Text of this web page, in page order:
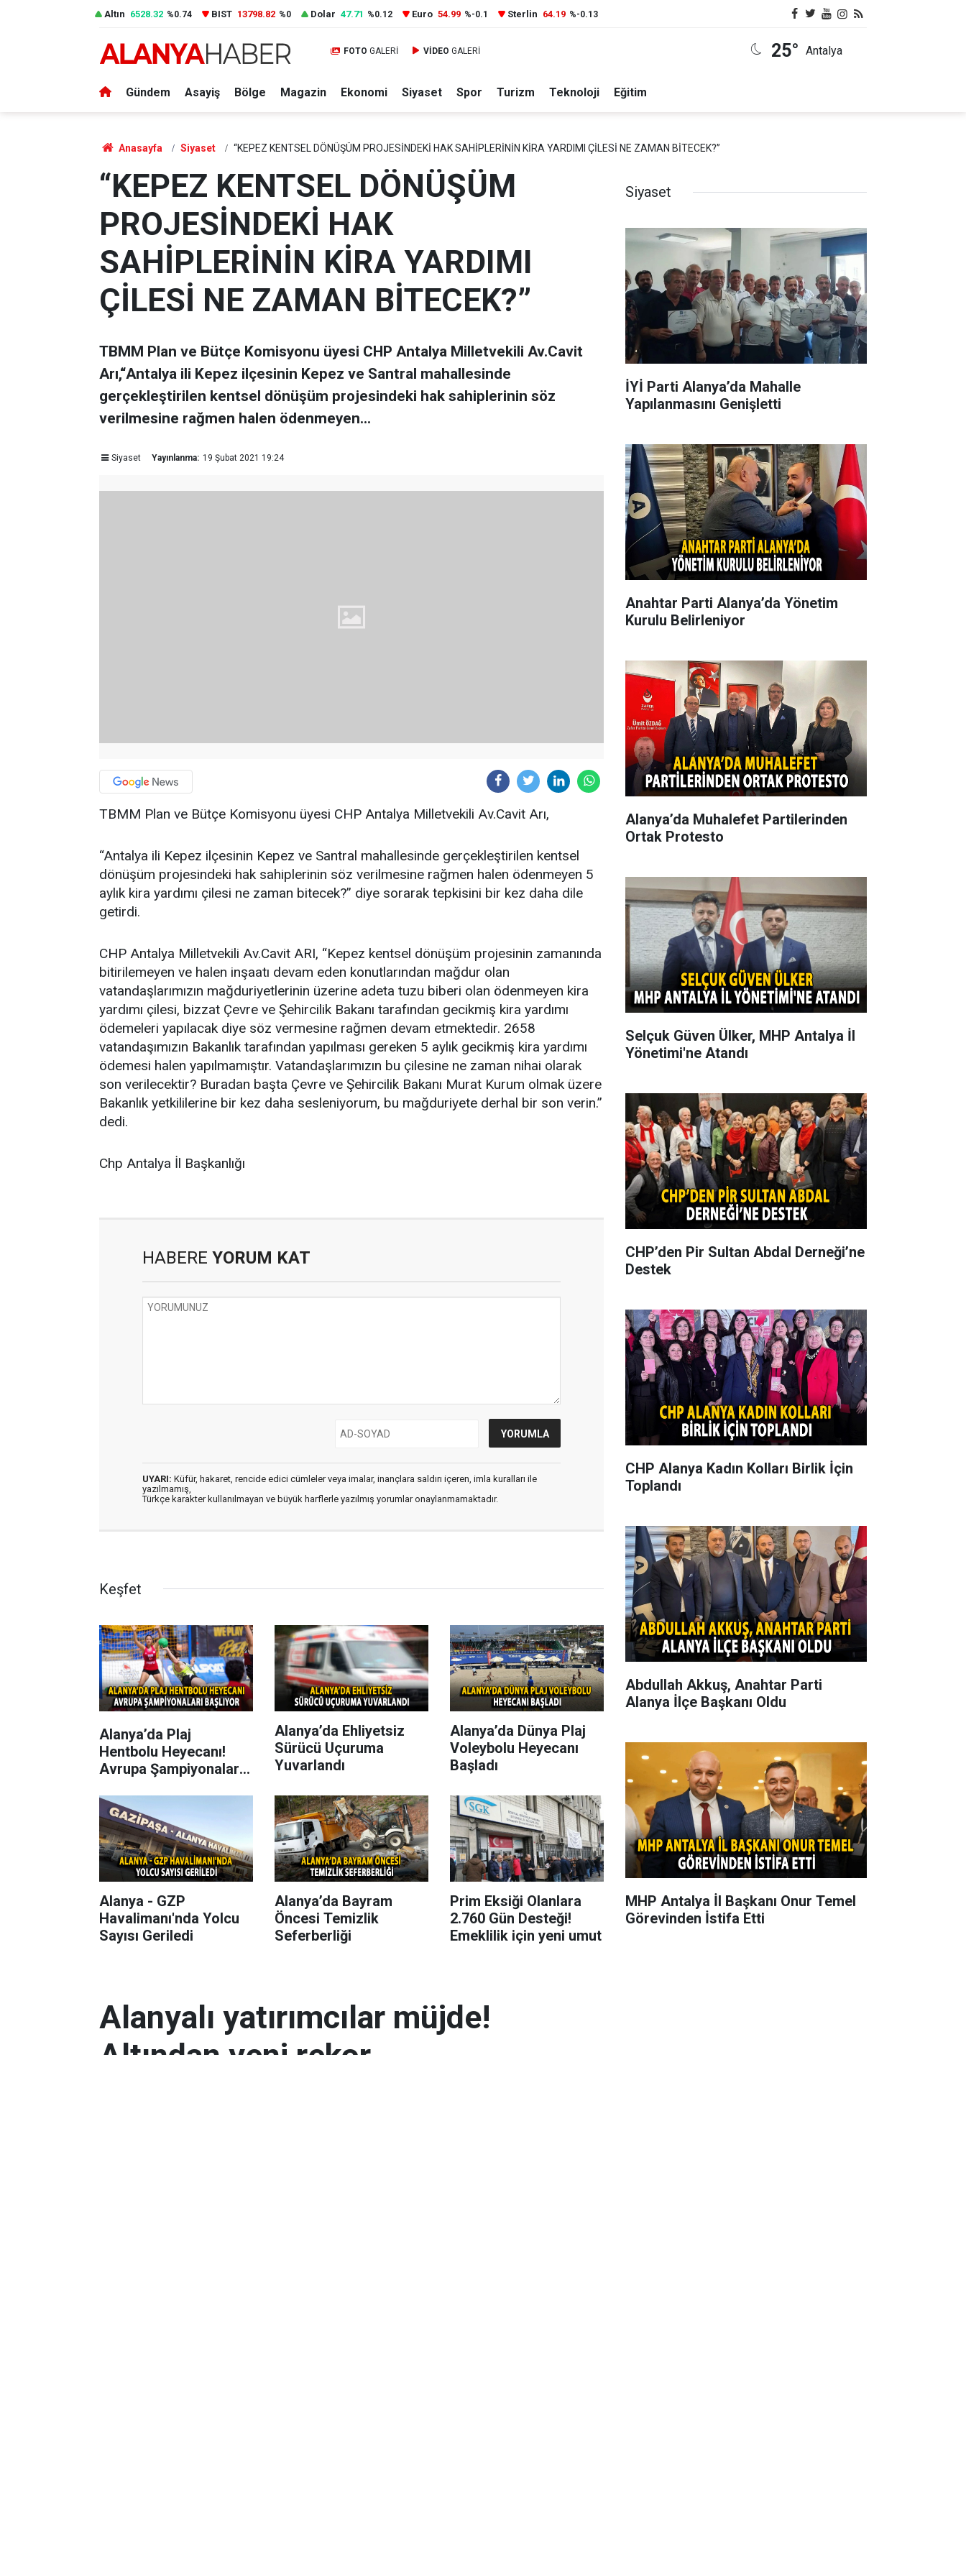
Altın 6528.32 %0.74 BIST 13798.82 %0 Dolar 47.71 %0.12 Euro 54.99 %-0.1 Sterlin 64.19 %-0.13
FOTO GALERİ VİDEO GALERİ 25° Antalya
Gündem Asayiş Bölge Magazin Ekonomi Siyaset Spor Turizm Teknoloji Eğitim
Anasayfa Siyaset “KEPEZ KENTSEL DÖNÜŞÜM PROJESİNDEKİ HAK SAHİPLERİNİN KİRA YARDIMI ÇİLESİ NE ZAMAN BİTECEK?”
“KEPEZ KENTSEL DÖNÜŞÜM
PROJESİNDEKİ HAK
SAHİPLERİNİN KİRA YARDIMI
ÇİLESİ NE ZAMAN BİTECEK?”
TBMM Plan ve Bütçe Komisyonu üyesi CHP Antalya Milletvekili Av.Cavit
Arı,“Antalya ili Kepez ilçesinin Kepez ve Santral mahallesinde
gerçekleştirilen kentsel dönüşüm projesindeki hak sahiplerinin söz
verilmesine rağmen halen ödenmeyen...
Siyaset Yayınlanma: 19 Şubat 2021 19:24
TBMM Plan ve Bütçe Komisyonu üyesi CHP Antalya Milletvekili Av.Cavit Arı,
“Antalya ili Kepez ilçesinin Kepez ve Santral mahallesinde gerçekleştirilen kentsel
dönüşüm projesindeki hak sahiplerinin söz verilmesine rağmen halen ödenmeyen 5
aylık kira yardımı çilesi ne zaman bitecek?” diye sorarak tepkisini bir kez daha dile
getirdi.
CHP Antalya Milletvekili Av.Cavit ARI, “Kepez kentsel dönüşüm projesinin zamanında
bitirilemeyen ve halen inşaatı devam eden konutlarından mağdur olan
vatandaşlarımızın mağduriyetlerinin üzerine adeta tuzu biberi olan ödenmeyen kira
yardımı çilesi, bizzat Çevre ve Şehircilik Bakanı tarafından gecikmiş kira yardımı
ödemeleri yapılacak diye söz vermesine rağmen devam etmektedir. 2658
vatandaşımızın Bakanlık tarafından yapılması gereken 5 aylık gecikmiş kira yardımı
ödemesi halen yapılmamıştır. Vatandaşlarımızın bu çilesine ne zaman nihai olarak
son verilecektir? Buradan başta Çevre ve Şehircilik Bakanı Murat Kurum olmak üzere
Bakanlık yetkililerine bir kez daha sesleniyorum, bu mağduriyete derhal bir son verin.”
dedi.
Chp Antalya İl Başkanlığı
HABERE YORUM KAT
UYARI: Küfür, hakaret, rencide edici cümleler veya imalar, inançlara saldırı içeren, imla kuralları ile
yazılmamış,
Türkçe karakter kullanılmayan ve büyük harflerle yazılmış yorumlar onaylanmamaktadır.
Keşfet
Alanya’da Plaj
Hentbolu Heyecanı!
Avrupa Şampiyonaları
Alanya’da Ehliyetsiz
Sürücü Uçuruma
Yuvarlandı
Alanya’da Dünya Plaj
Voleybolu Heyecanı
Başladı
Alanya - GZP
Havalimanı'nda Yolcu
Sayısı Geriledi
Alanya’da Bayram
Öncesi Temizlik
Seferberliği
Prim Eksiği Olanlara
2.760 Gün Desteği!
Emeklilik için yeni umut
Alanyalı yatırımcılar müjde!
Altından yeni rekor
Siyaset
İYİ Parti Alanya’da Mahalle
Yapılanmasını Genişletti
Anahtar Parti Alanya’da Yönetim
Kurulu Belirleniyor
Alanya’da Muhalefet Partilerinden
Ortak Protesto
Selçuk Güven Ülker, MHP Antalya İl
Yönetimi'ne Atandı
CHP’den Pir Sultan Abdal Derneği’ne
Destek
CHP Alanya Kadın Kolları Birlik İçin
Toplandı
Abdullah Akkuş, Anahtar Parti
Alanya İlçe Başkanı Oldu
MHP Antalya İl Başkanı Onur Temel
Görevinden İstifa Etti